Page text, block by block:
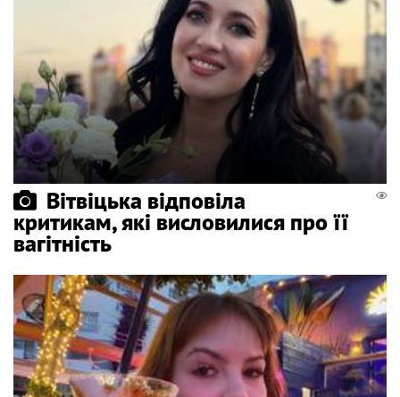
Вітвіцька відповіла
критикам, які висловилися про її
вагітність